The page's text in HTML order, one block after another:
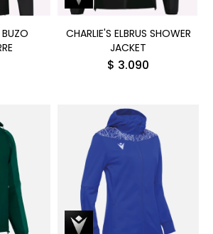
BUZO
CHARLIE'S ELBRUS SHOWER
JACKET
$ 3.090